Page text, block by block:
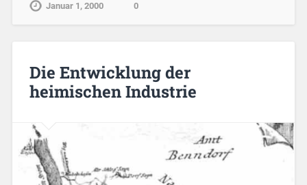
Januar 1, 2000 0
Die Entwicklung der
heimischen Industrie